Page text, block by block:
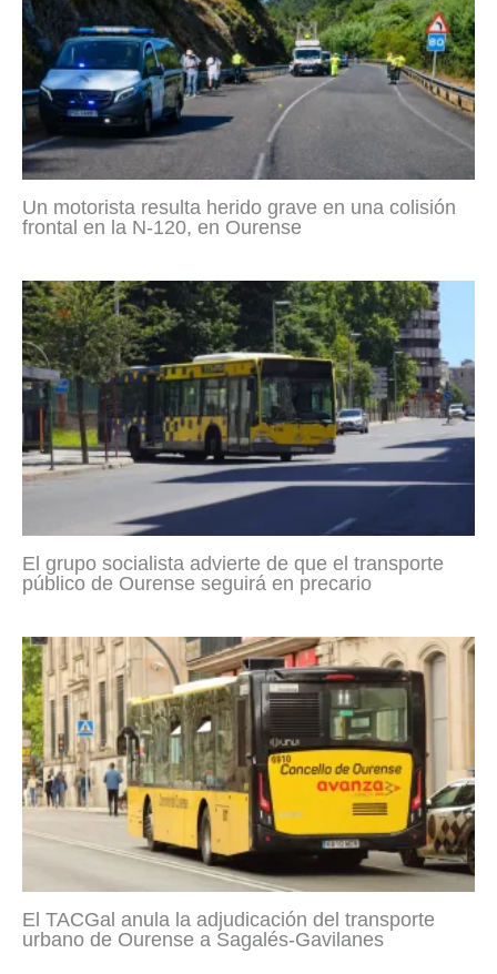
Un motorista resulta herido grave en una colisión
frontal en la N-120, en Ourense
El grupo socialista advierte de que el transporte
público de Ourense seguirá en precario
El TACGal anula la adjudicación del transporte
urbano de Ourense a Sagalés-Gavilanes